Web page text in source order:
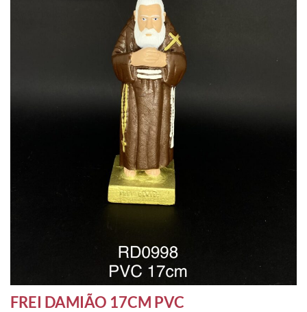
FREI DAMIÃO 17CM PVC